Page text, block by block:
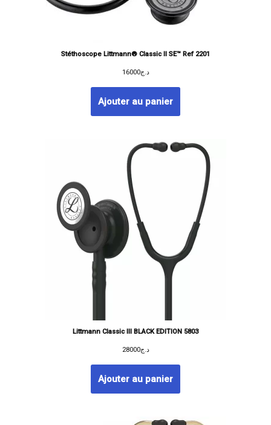
Stéthoscope Littmann® Classic II SE™ Ref 2201
د.ج16000
Ajouter au panier
Littmann Classic III BLACK EDITION 5803
د.ج28000
Ajouter au panier